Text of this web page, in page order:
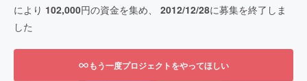
により 102,000円の資金を集め、 2012/12/28に募集を終了しま
した
もう一度プロジェクトをやってほしい